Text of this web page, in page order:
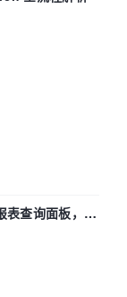
表查询面板，参